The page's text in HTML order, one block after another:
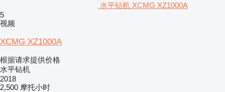
水平钻机 XCMG XZ1000A
5
视频
XCMG XZ1000A
根据请求提供价格
水平钻机
2018
2,500 摩托小时